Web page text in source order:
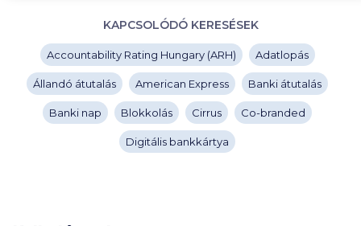
KAPCSOLÓDÓ KERESÉSEK
Accountability Rating Hungary (ARH) Adatlopás
Állandó átutalás American Express Banki átutalás
Banki nap Blokkolás Cirrus Co-branded
Digitális bankkártya